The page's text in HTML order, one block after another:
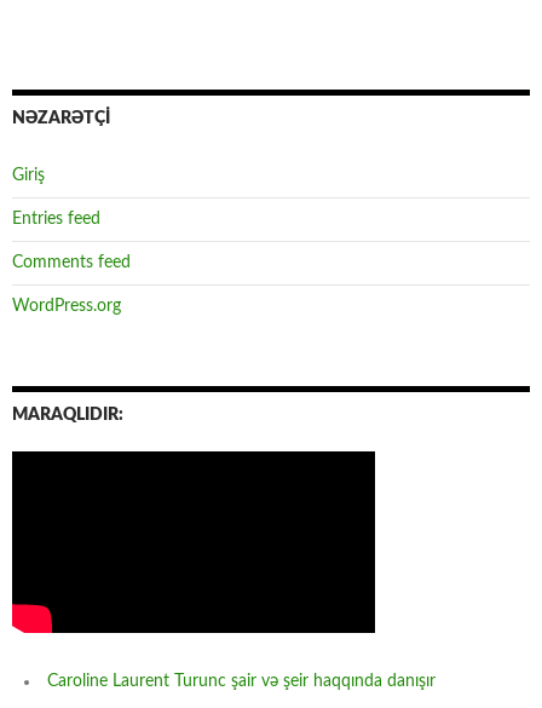
NƏZARƏTÇİ
Giriş
Entries feed
Comments feed
WordPress.org
MARAQLIDIR:
Caroline Laurent Turunc şair və şeir haqqında danışır